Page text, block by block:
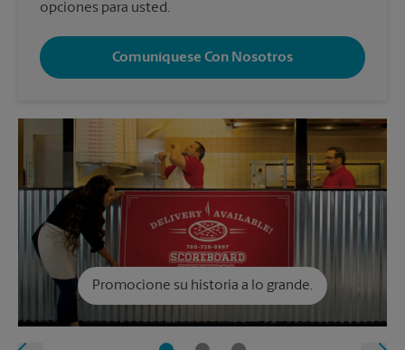
opciones para usted.
Comuníquese Con Nosotros
Promocione su historia a lo grande.